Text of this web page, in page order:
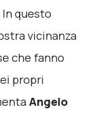
questo
vicinanza
che fanno
propri
Angelo